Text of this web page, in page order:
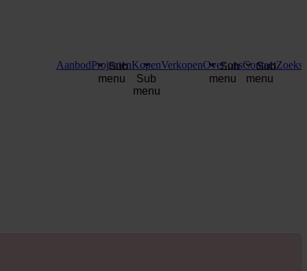
AanbodProjecten
Sub
menu
Kopen
Sub
menu
VerkopenOver ons
Sub
menu
Contact
Sub
menu